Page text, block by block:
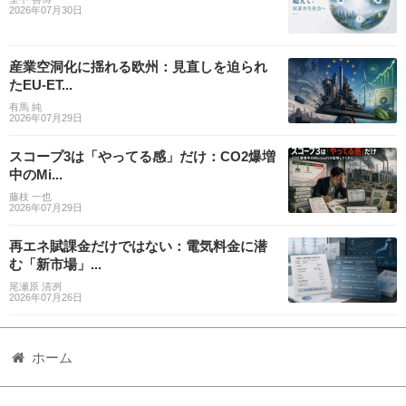
2026年07月30日
産業空洞化に揺れる欧州：見直しを迫られ
たEU-ET...
有馬 純
2026年07月29日
スコープ3は「やってる感」だけ：CO2爆増
中のMi...
藤枝 一也
2026年07月29日
再エネ賦課金だけではない：電気料金に潜
む「新市場」...
尾瀬原 清冽
2026年07月26日
ホーム